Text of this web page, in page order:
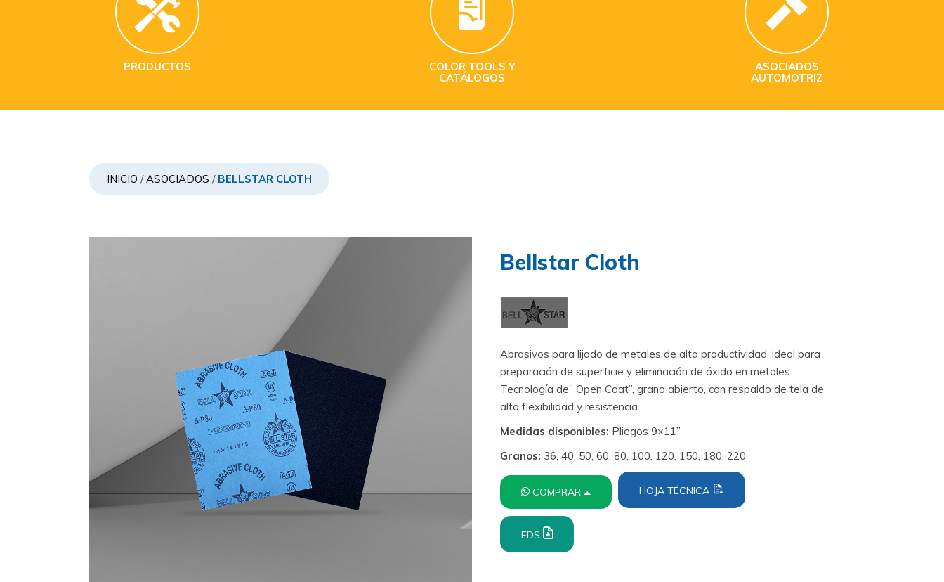
PRODUCTOS
COLOR TOOLS Y
CATÁLOGOS
ASOCIADOS
AUTOMOTRIZ
INICIO /ASOCIADOS / BELLSTAR CLOTH
Bellstar Cloth
Abrasivos para lijado de metales de alta productividad, ideal para
preparación de superficie y eliminación de óxido en metales.
Tecnología de” Open Coat”, grano abierto, con respaldo de tela de
alta flexibilidad y resistencia.
Medidas disponibles: Pliegos 9×11”
Granos: 36, 40, 50, 60, 80, 100, 120, 150, 180, 220
COMPRAR HOJA TÉCNICA
FDS